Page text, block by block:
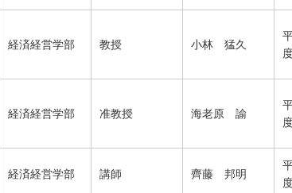
経済経営学部 教授 小林 猛久
経済経営学部 准教授 海老原 諭
経済経営学部 講師 齊藤 邦明